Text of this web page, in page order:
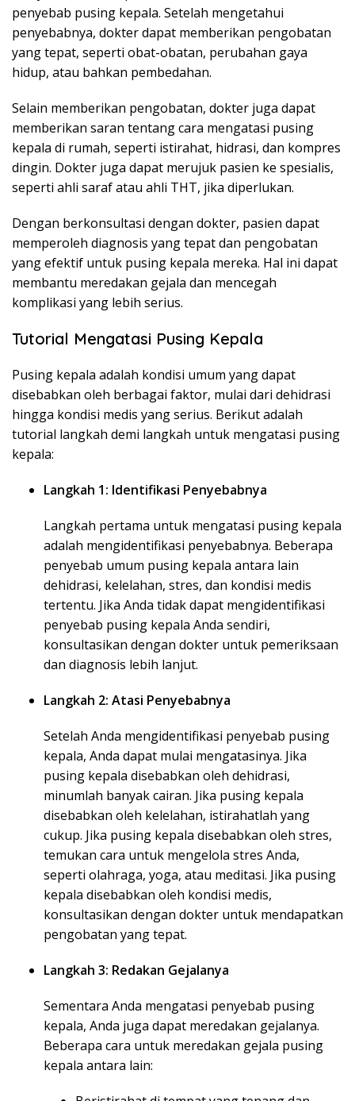
penyebab pusing kepala. Setelah mengetahui
penyebabnya, dokter dapat memberikan pengobatan
yang tepat, seperti obat-obatan, perubahan gaya
hidup, atau bahkan pembedahan.
Selain memberikan pengobatan, dokter juga dapat
memberikan saran tentang cara mengatasi pusing
kepala di rumah, seperti istirahat, hidrasi, dan kompres
dingin. Dokter juga dapat merujuk pasien ke spesialis,
seperti ahli saraf atau ahli THT, jika diperlukan.
Dengan berkonsultasi dengan dokter, pasien dapat
memperoleh diagnosis yang tepat dan pengobatan
yang efektif untuk pusing kepala mereka. Hal ini dapat
membantu meredakan gejala dan mencegah
komplikasi yang lebih serius.
Tutorial Mengatasi Pusing Kepala
Pusing kepala adalah kondisi umum yang dapat
disebabkan oleh berbagai faktor, mulai dari dehidrasi
hingga kondisi medis yang serius. Berikut adalah
tutorial langkah demi langkah untuk mengatasi pusing
kepala:
Langkah 1: Identifikasi Penyebabnya
Langkah pertama untuk mengatasi pusing kepala
adalah mengidentifikasi penyebabnya. Beberapa
penyebab umum pusing kepala antara lain
dehidrasi, kelelahan, stres, dan kondisi medis
tertentu. Jika Anda tidak dapat mengidentifikasi
penyebab pusing kepala Anda sendiri,
konsultasikan dengan dokter untuk pemeriksaan
dan diagnosis lebih lanjut.
Langkah 2: Atasi Penyebabnya
Setelah Anda mengidentifikasi penyebab pusing
kepala, Anda dapat mulai mengatasinya. Jika
pusing kepala disebabkan oleh dehidrasi,
minumlah banyak cairan. Jika pusing kepala
disebabkan oleh kelelahan, istirahatlah yang
cukup. Jika pusing kepala disebabkan oleh stres,
temukan cara untuk mengelola stres Anda,
seperti olahraga, yoga, atau meditasi. Jika pusing
kepala disebabkan oleh kondisi medis,
konsultasikan dengan dokter untuk mendapatkan
pengobatan yang tepat.
Langkah 3: Redakan Gejalanya
Sementara Anda mengatasi penyebab pusing
kepala, Anda juga dapat meredakan gejalanya.
Beberapa cara untuk meredakan gejala pusing
kepala antara lain: